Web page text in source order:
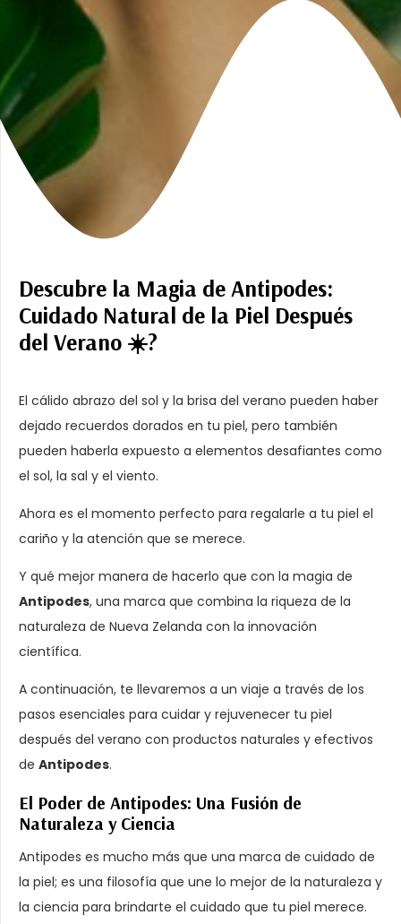
Descubre la Magia de Antipodes:
Cuidado Natural de la Piel Después
del Verano ☀️?
El cálido abrazo del sol y la brisa del verano pueden haber
dejado recuerdos dorados en tu piel, pero también
pueden haberla expuesto a elementos desafiantes como
el sol, la sal y el viento.
Ahora es el momento perfecto para regalarle a tu piel el
cariño y la atención que se merece.
Y qué mejor manera de hacerlo que con la magia de
Antipodes, una marca que combina la riqueza de la
naturaleza de Nueva Zelanda con la innovación
científica.
A continuación, te llevaremos a un viaje a través de los
pasos esenciales para cuidar y rejuvenecer tu piel
después del verano con productos naturales y efectivos
de Antipodes.
El Poder de Antipodes: Una Fusión de
Naturaleza y Ciencia
Antipodes es mucho más que una marca de cuidado de
la piel; es una filosofía que une lo mejor de la naturaleza y
la ciencia para brindarte el cuidado que tu piel merece.